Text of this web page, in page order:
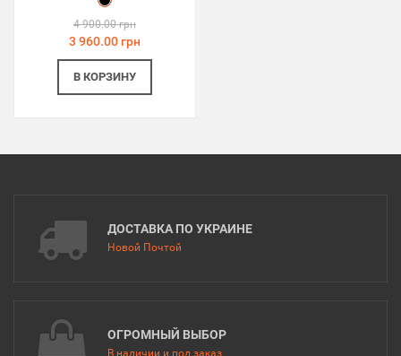
4 900.00 грн
3 960.00 грн
В КОРЗИНУ
ДОСТАВКА ПО УКРАИНЕ
Новой Почтой
ОГРОМНЫЙ ВЫБОР
В наличии и под заказ